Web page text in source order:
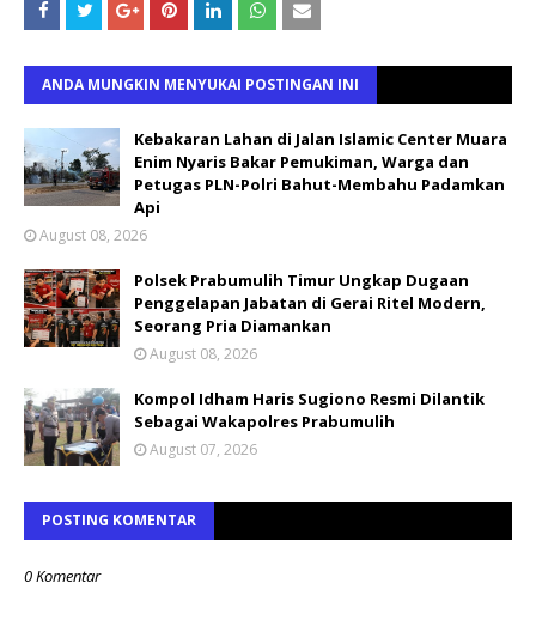
ANDA MUNGKIN MENYUKAI POSTINGAN INI
Kebakaran Lahan di Jalan Islamic Center Muara
Enim Nyaris Bakar Pemukiman, Warga dan
Petugas PLN-Polri Bahut-Membahu Padamkan
Api
August 08, 2026
Polsek Prabumulih Timur Ungkap Dugaan
Penggelapan Jabatan di Gerai Ritel Modern,
Seorang Pria Diamankan
August 08, 2026
Kompol Idham Haris Sugiono Resmi Dilantik
Sebagai Wakapolres Prabumulih
August 07, 2026
POSTING KOMENTAR
0 Komentar